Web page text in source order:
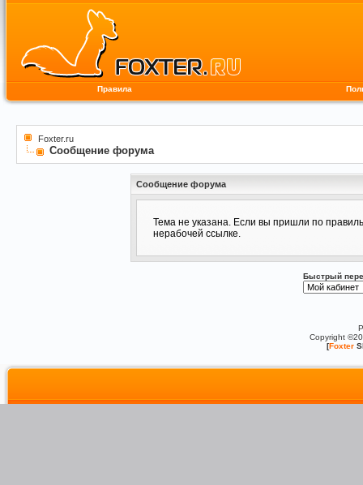
Правила
Foxter.ru
Сообщение форума
Сообщение форума
Тема не указана. Если вы пришли по
нерабочей ссылке.
Быстрый
Copyright
[Foxter